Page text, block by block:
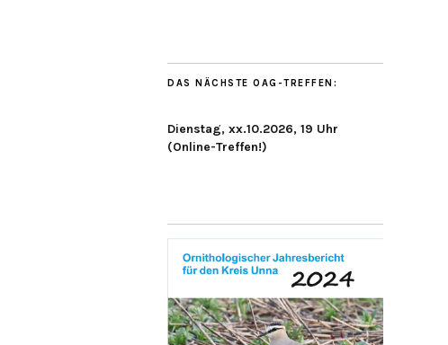
DAS NÄCHSTE OAG-TREFFEN:
Dienstag, xx.10.2026, 19 Uhr
(Online-Treffen!)